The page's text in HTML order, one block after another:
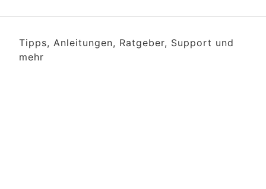
Tipps, Anleitungen, Ratgeber, Support und
mehr